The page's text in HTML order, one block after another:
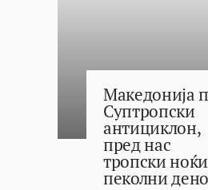
Македонија
Суптропски
антициклон,
пред нас
тропски
пеколни